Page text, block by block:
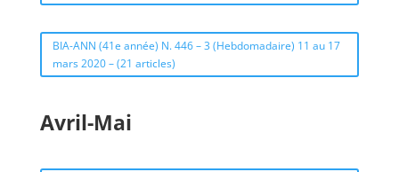
BIA-ANN (41e année) N. 446 – 3 (Hebdomadaire) 11 au 17
mars 2020 – (21 articles)
Avril-Mai